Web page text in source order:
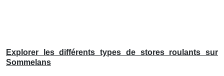
Explorer les différents types de stores roulants sur
Sommelans